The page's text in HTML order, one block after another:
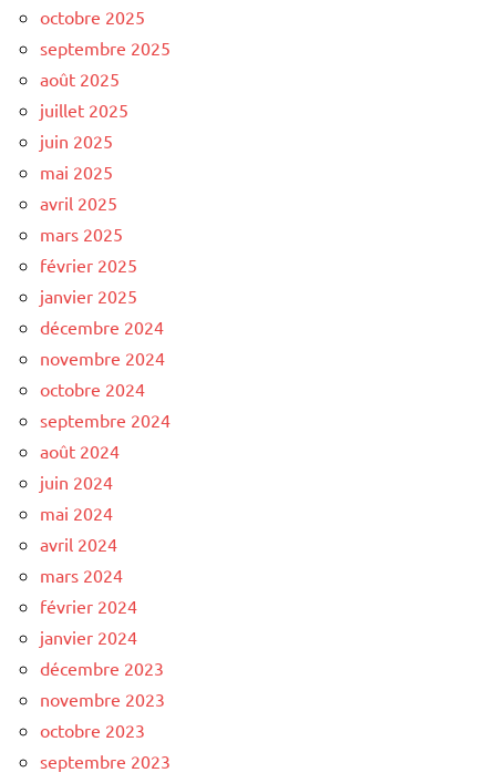
octobre 2025
septembre 2025
août 2025
juillet 2025
juin 2025
mai 2025
avril 2025
mars 2025
février 2025
janvier 2025
décembre 2024
novembre 2024
octobre 2024
septembre 2024
août 2024
juin 2024
mai 2024
avril 2024
mars 2024
février 2024
janvier 2024
décembre 2023
novembre 2023
octobre 2023
septembre 2023